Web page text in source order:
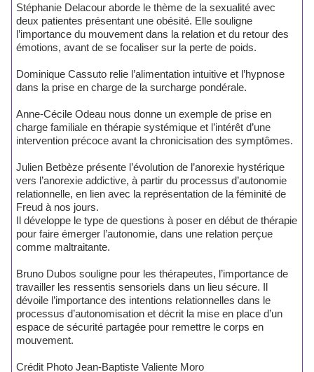
Stéphanie Delacour aborde le thème de la sexualité avec
deux patientes présentant une obésité. Elle souligne
l’importance du mouvement dans la relation et du retour des
émotions, avant de se focaliser sur la perte de poids.
Dominique Cassuto relie l’alimentation intuitive et l’hypnose
dans la prise en charge de la surcharge pondérale.
Anne-Cécile Odeau nous donne un exemple de prise en
charge familiale en thérapie systémique et l’intérêt d’une
intervention précoce avant la chronicisation des symptômes.
Julien Betbèze présente l’évolution de l’anorexie hystérique
vers l’anorexie addictive, à partir du processus d’autonomie
relationnelle, en lien avec la représentation de la féminité de
Freud à nos jours.
Il développe le type de questions à poser en début de thérapie
pour faire émerger l’autonomie, dans une relation perçue
comme maltraitante.
Bruno Dubos souligne pour les thérapeutes, l’importance de
travailler les ressentis sensoriels dans un lieu sécure. Il
dévoile l’importance des intentions relationnelles dans le
processus d’autonomisation et décrit la mise en place d’un
espace de sécurité partagée pour remettre le corps en
mouvement.
Crédit Photo Jean-Baptiste Valiente Moro